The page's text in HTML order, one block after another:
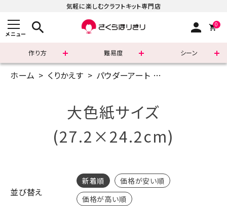
気軽に楽しむクラフトキット専門店
メニュー search person 0
作り方 難易度 シーン
まずはこちら
よくあるご質問
ホーム くりかえす パウダーアート
大色紙サイズ
(27.2×24.2cm)
並び替え
新着順
価格が安い順
価格が高い順